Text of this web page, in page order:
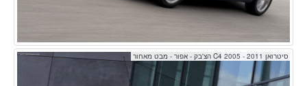
סיטרואן C4 2005 - 2011 הצ'בק - אפור - מבט מאחור